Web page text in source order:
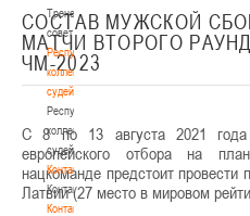
Тренерский
совет
Республиканская
коллегия
судей
Республиканская
коллегия
судей
Контакты
Контакты
Контакты
СОСТАВ МУЖСКОЙ
МАТЧИ ВТОРОГО
ЧМ-2023
С 8 по 13 августа 2021
европейского отбора на
нацкоманде предстоит провести
Латвии (27 место в мировом